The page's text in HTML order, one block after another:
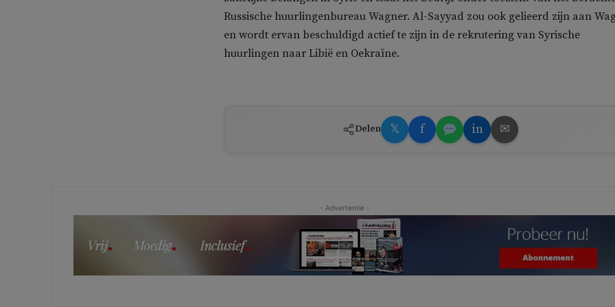
Russische huurlingenbureau Wagner. Al-Sayyad zou ook gelieerd zijn aan
en wordt ervan beschuldigd actief te zijn in de rekrutering van Syrische
huurlingen naar Libië en Oekraïne.
Delen 𝕏 f in ✉
- Advertentie -